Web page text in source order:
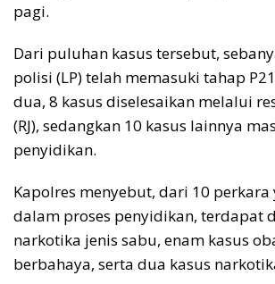
pagi.
Dari puluhan kasus tersebut,
polisi (LP) telah memasuki tahap
dua, 8 kasus diselesaikan melalui
(RJ), sedangkan 10 kasus lainnya
penyidikan.
Kapolres menyebut, dari 10 perkara
dalam proses penyidikan, terdapat
narkotika jenis sabu, enam kasus
berbahaya, serta dua kasus